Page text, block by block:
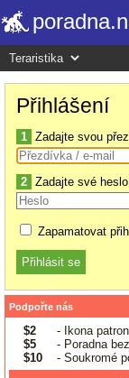
Přihlášení
1 Zadajte svou
2 Zadajte své
Zapamatovat
Podpořte nás
$2
- Ikona
$5
- Poradna
$10
- Soukromé